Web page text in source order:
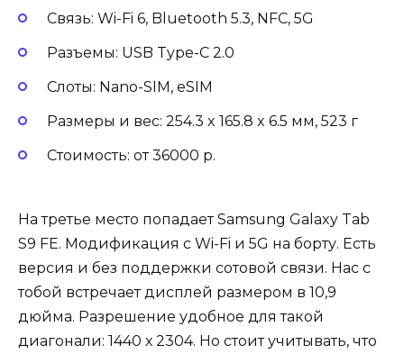
Связь: Wi-Fi 6, Bluetooth 5.3, NFC, 5G
Разъемы: USB Type-C 2.0
Слоты: Nano-SIM, eSIM
Размеры и вес: 254.3 x 165.8 x 6.5 мм, 523 г
Стоимость: от 36000 р.
На третье место попадает Samsung Galaxy Tab
S9 FE. Модификация с Wi-Fi и 5G на борту. Есть
версия и без поддержки сотовой связи. Нас с
тобой встречает дисплей размером в 10,9
дюйма. Разрешение удобное для такой
диагонали: 1440 х 2304. Но стоит учитывать, что